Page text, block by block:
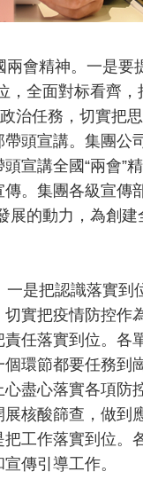
會精神。一是要
，全面對标看齊
治任務，切實把
頭宣講。集團公
宣講全國“兩會”
。集團各級宣傳
展的動力，為創
是把認識落實到
實把疫情防控作
任落實到位。各
環節都要任務到
盡心落實各項防
核酸篩查，做到
工作落實到位。
傳引導工作。